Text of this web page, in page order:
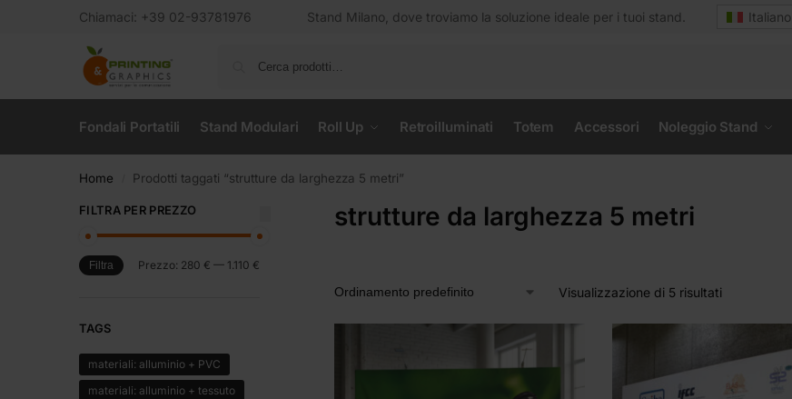
Chiamaci: +39 02-93781976 Stand Milano, dove troviamo la soluzione ideale per i tuoi stand. Italiano
Fondali Portatili Stand Modulari Roll Up Retroilluminati Totem Accessori Noleggio Stand
Home Prodotti taggati “strutture da larghezza 5 metri”
strutture da larghezza 5 metri
Visualizzazione di 5 risultati
FILTRA PER PREZZO
Filtra Prezzo: 280 € — 1.110 €
TAGS
materiali: alluminio + PVC
materiali: alluminio + tessuto